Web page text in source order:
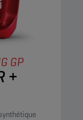
GP
+